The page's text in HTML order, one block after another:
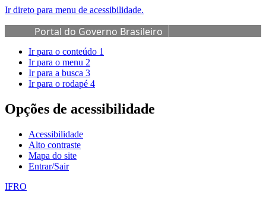
Ir direto para menu de acessibilidade.
Portal do Governo Brasileiro
Ir para o conteúdo 1
Ir para o menu 2
Ir para a busca 3
Ir para o rodapé 4
Opções de acessibilidade
Acessibilidade
Alto contraste
Mapa do site
Entrar/Sair
IFRO